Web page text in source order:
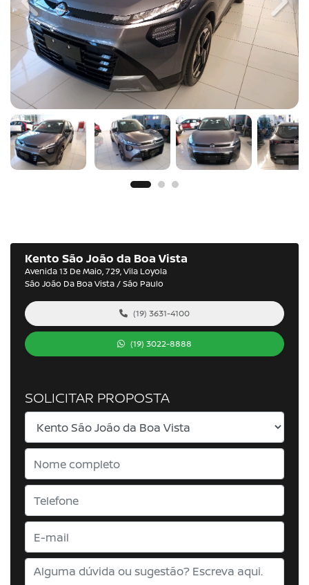
Previous Next
Kento São João da Boa Vista
Avenida 13 De Maio, 729, Vila Loyola
São João Da Boa Vista / São Paulo
(19) 3631-4100
(19) 3022-8888
SOLICITAR PROPOSTA